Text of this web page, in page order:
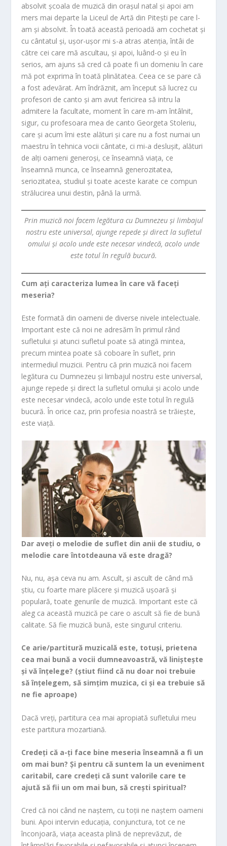
absolvit școala de muzică din orașul natal și apoi am
mers mai departe la Liceul de Artă din Pitești pe care l-
am și absolvit. În toată această perioadă am cochetat și
cu cântatul și, ușor-ușor mi s-a atras atenția, întâi de
către cei care mă ascultau, și apoi, luând-o și eu în
serios, am ajuns să cred că poate fi un domeniu în care
mă pot exprima în toată plinătatea. Ceea ce se pare că
a fost adevărat. Am îndrăznit, am început să lucrez cu
profesori de canto și am avut fericirea să intru la
admitere la facultate, moment în care m-am întâlnit,
sigur, cu profesoara mea de canto Georgeta Stoleriu,
care și acum îmi este alături și care nu a fost numai un
maestru în tehnica vocii cântate, ci mi-a deslușit, alături
de alți oameni generoși, ce înseamnă viața, ce
înseamnă munca, ce înseamnă generozitatea,
seriozitatea, studiul și toate aceste karate ce compun
strălucirea unui destin, până la urmă.
Prin muzică noi facem legătura cu Dumnezeu și limbajul
nostru este universal, ajunge repede și direct la sufletul
omului și acolo unde este necesar vindecă, acolo unde
este totul în regulă bucură.
Cum ați caracteriza lumea în care vă faceți
meseria?
Este formată din oameni de diverse nivele intelectuale.
Important este că noi ne adresăm în primul rând
sufletului și atunci sufletul poate să atingă mintea,
precum mintea poate să coboare în suflet, prin
intermediul muzicii. Pentru că prin muzică noi facem
legătura cu Dumnezeu și limbajul nostru este universal,
ajunge repede și direct la sufletul omului și acolo unde
este necesar vindecă, acolo unde este totul în regulă
bucură. În orice caz, prin profesia noastră se trăiește,
este viață.
Dar aveți o melodie de suflet din anii de studiu, o
melodie care întotdeauna vă este dragă?
Nu, nu, așa ceva nu am. Ascult, și ascult de când mă
știu, cu foarte mare plăcere și muzică ușoară și
populară, toate genurile de muzică. Important este că
aleg ca această muzică pe care o ascult să fie de bună
calitate. Să fie muzică bună, este singurul criteriu.
Ce arie/partitură muzicală este, totuși, prietena
cea mai bună a vocii dumneavoastră, vă liniștește
și vă înțelege? (știut fiind că nu doar noi trebuie
să înțelegem, să simțim muzica, ci și ea trebuie să
ne fie aproape)
Dacă vreți, partitura cea mai apropiată sufletului meu
este partitura mozartiană.
Credeți că a-ți face bine meseria înseamnă a fi un
om mai bun? Și pentru că suntem la un eveniment
caritabil, care credeți că sunt valorile care te
ajută să fii un om mai bun, să crești spiritual?
Cred că noi când ne naștem, cu toții ne naștem oameni
buni. Apoi intervin educația, conjunctura, tot ce ne
înconjoară, viața aceasta plină de neprevăzut, de